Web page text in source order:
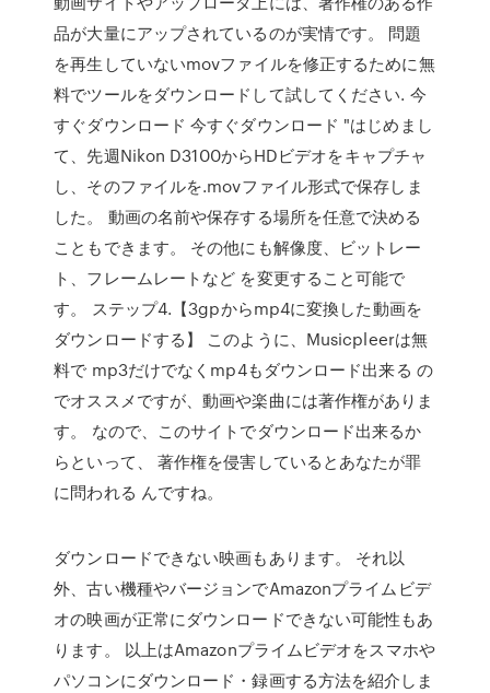
品が大量にアップされているのが実情です。 問題
を再生していないmovファイルを修正するために無
料でツールをダウンロードして試してください. 今
すぐダウンロード 今すぐダウンロード "はじめまし
て、先週Nikon D3100からHDビデオをキャプチャ
し、そのファイルを.movファイル形式で保存しま
した。 動画の名前や保存する場所を任意で決める
こともできます。 その他にも解像度、ビットレー
ト、フレームレートなど を変更すること可能で
す。 ステップ4.【3gpからmp4に変換した動画を
ダウンロードする】 このように、Musicpleerは無
料で mp3だけでなくmp4もダウンロード出来る の
でオススメですが、動画や楽曲には著作権がありま
す。 なので、このサイトでダウンロード出来るか
らといって、 著作権を侵害しているとあなたが罪
に問われる んですね。
ダウンロードできない映画もあります。 それ以
外、古い機種やバージョンでAmazonプライムビデ
オの映画が正常にダウンロードできない可能性もあ
ります。 以上はAmazonプライムビデオをスマホや
パソコンにダウンロード・録画する方法を紹介しま